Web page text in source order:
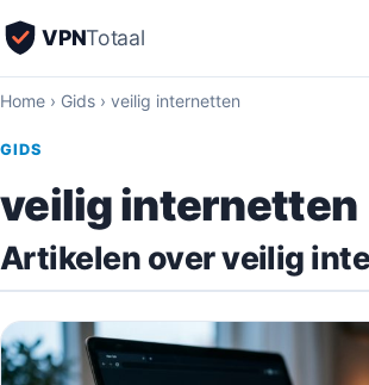
VPNTotaal
Home › Gids › veilig internetten
GIDS
veilig internetten
Artikelen over veilig